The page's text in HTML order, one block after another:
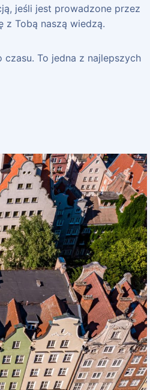
jeśli jest prowadzone przez
z Tobą naszą wiedzą.
To jedna z najlepszych